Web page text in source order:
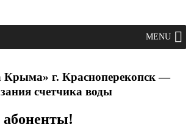
MENU
г. Красноперекопск —
счетчика воды